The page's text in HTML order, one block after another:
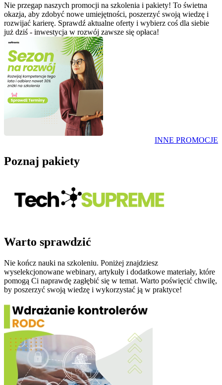
Nie przegap naszych promocji na szkolenia i pakiety! To świetna
okazja, aby zdobyć nowe umiejętności, poszerzyć swoją wiedzę i
rozwijać karierę. Sprawdź aktualne oferty i wybierz coś dla siebie
już dziś - inwestycja w rozwój zawsze się opłaca!
INNE PROMOCJE
Poznaj pakiety
Warto sprawdzić
Nie kończ nauki na szkoleniu. Poniżej znajdziesz
wyselekcjonowane webinary, artykuły i dodatkowe materiały, które
pomogą Ci naprawdę zagłębić się w temat. Warto poświęcić chwilę,
by poszerzyć swoją wiedzę i wykorzystać ją w praktyce!